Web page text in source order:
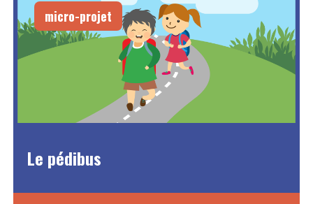
micro-projet
Le pédibus